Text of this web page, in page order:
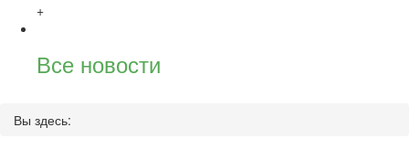
+
Все новости
Вы здесь: